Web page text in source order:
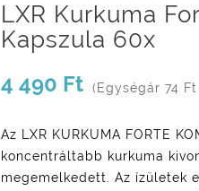
LXR Kurkuma
Kapszula 60x
4 490 Ft (Egységár 74
Az LXR KURKUMA FORTE
koncentráltabb kurkuma
megemelkedett. Az ízületek